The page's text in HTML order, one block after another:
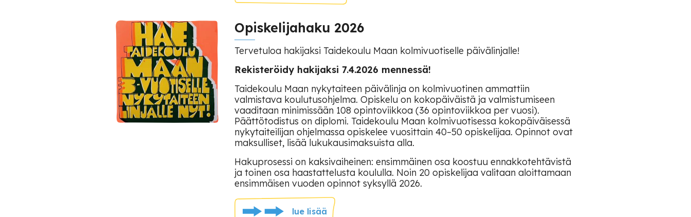
Opiskelijahaku 2026
Tervetuloa hakijaksi Taidekoulu Maan kolmivuotiselle päivälinjalle!
Rekisteröidy hakijaksi 7.4.2026 mennessä!
Taidekoulu Maan nykytaiteen päivälinja on kolmivuotinen ammattiin
valmistava koulutusohjelma. Opiskelu on kokopäiväistä ja valmistumiseen
vaaditaan minimissään 108 opintoviikkoa (36 opintoviikkoa per vuosi).
Päättötodistus on diplomi. Taidekoulu Maan kolmivuotisessa kokopäiväisessä
nykytaiteilijan ohjelmassa opiskelee vuosittain 40–50 opiskelijaa. Opinnot ovat
maksulliset, lisää lukukausimaksuista alla.
Hakuprosessi on kaksivaiheinen: ensimmäinen osa koostuu ennakkotehtävistä
ja toinen osa haastattelusta koululla. Noin 20 opiskelijaa valitaan aloittamaan
ensimmäisen vuoden opinnot syksyllä 2026.
lue lisää